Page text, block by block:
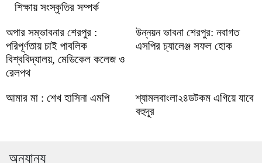
শিক্ষায় সংস্কৃতির সম্পর্ক
অপার সম্ভাবনার শেরপুর :
পরিপূর্ণতায় চাই পাবলিক
বিশ্ববিদ্যালয়, মেডিকেল কলেজ ও
রেলপথ
উন্নয়ন ভাবনা শেরপুর: নবাগত
এসপির চ্যালেঞ্জ সফল হোক
আমার মা : শেখ হাসিনা এমপি
শ্যামলবাংলা২৪ডটকম এগিয়ে যাবে
বহুদূর
অন্যান্য